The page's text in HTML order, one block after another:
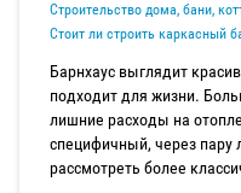
Строительство дома, бани,
Стоит ли строить каркасный
Барнхаус выглядит
подходит для жизни.
лишние расходы на
специфичный, через пару
рассмотреть более